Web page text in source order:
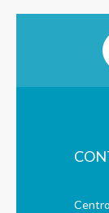
Centro